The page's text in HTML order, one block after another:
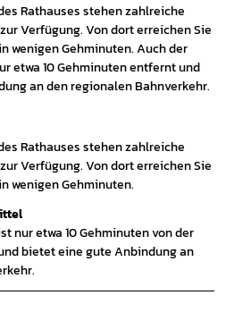
Rathauses stehen zahlreiche
Verfügung. Von dort erreichen Sie
wenigen Gehminuten. Auch der
etwa 10 Gehminuten entfernt und
an den regionalen Bahnverkehr.
Rathauses stehen zahlreiche
Verfügung. Von dort erreichen Sie
wenigen Gehminuten.
nur etwa 10 Gehminuten von der
bietet eine gute Anbindung an